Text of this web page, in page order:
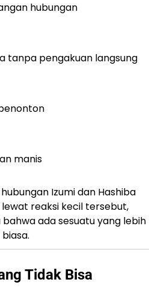
hubungan
tanpa pengakuan langsung
manis
Izumi dan Hashiba
reaksi kecil tersebut,
ada sesuatu yang lebih
Tidak Bisa